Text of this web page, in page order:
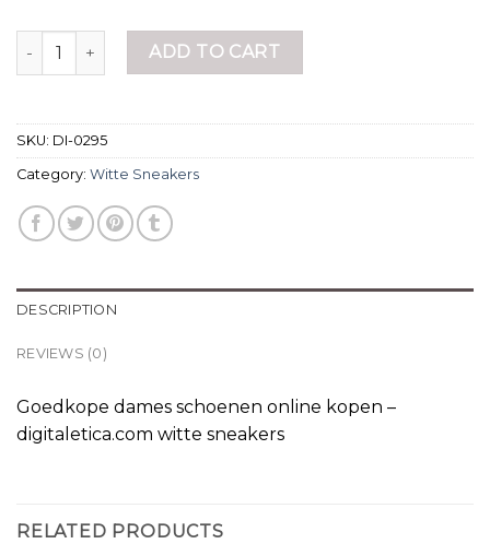
witte sneakers quantityADD TO CART
SKU: DI-0295
Category: Witte Sneakers
DESCRIPTION
REVIEWS (0)
Goedkope dames schoenen online kopen –
digitaletica.com witte sneakers
RELATED PRODUCTS